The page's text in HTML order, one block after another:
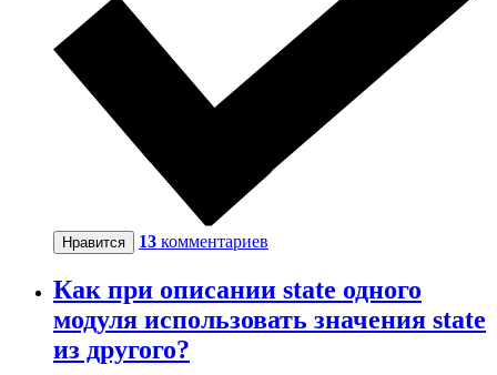
Нравится 13 комментариев
Как при описании state одного
модуля использовать значения state
из другого?